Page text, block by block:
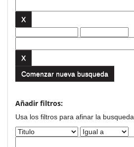
Comenzar nueva busqueda
Añadir filtros:
Usa los filtros para afinar la busqueda.